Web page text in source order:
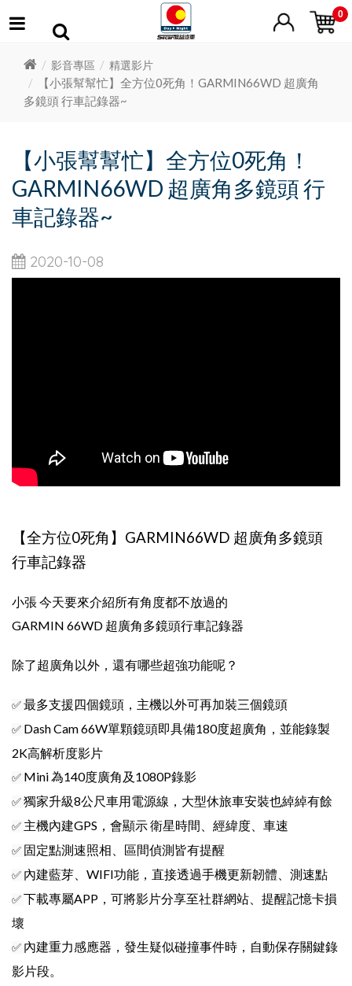
0
影音專區 精選影片
【小張幫幫忙】全方位0死角！GARMIN66WD 超廣角
多鏡頭 行車記錄器~
【小張幫幫忙】全方位0死角！
GARMIN66WD 超廣角多鏡頭 行
車記錄器~
2020-10-08
【全方位0死角】GARMIN66WD 超廣角多鏡頭
行車記錄器
小張 今天要來介紹所有角度都不放過的
GARMIN 66WD 超廣角多鏡頭行車記錄器
除了超廣角以外，還有哪些超強功能呢？
✅ 最多支援四個鏡頭，主機以外可再加裝三個鏡頭
✅ Dash Cam 66W單顆鏡頭即具備180度超廣角，並能錄製
2K高解析度影片
✅ Mini 為140度廣角及1080P錄影
✅ 獨家升級8公尺車用電源線，大型休旅車安裝也綽綽有餘
✅ 主機內建GPS，會顯示 衛星時間、經緯度、車速
✅ 固定點測速照相、區間偵測皆有提醒
✅ 內建藍芽、WIFI功能，直接透過手機更新韌體、測速點
✅ 下載專屬APP，可將影片分享至社群網站、提醒記憶卡損
壞
✅ 內建重力感應器，發生疑似碰撞事件時，自動保存關鍵錄
影片段。